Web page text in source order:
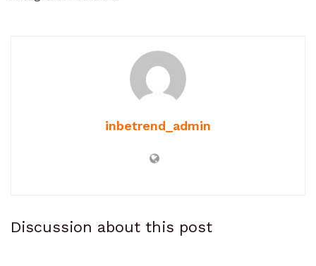
inbetrend_admin
Discussion about this post